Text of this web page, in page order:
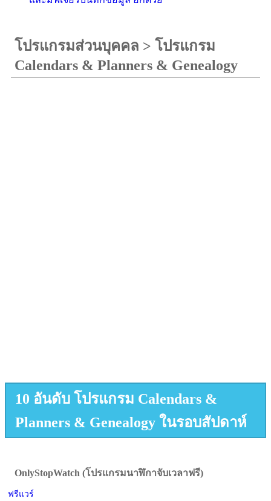
โปรแกรมส่วนบุคคล > โปรแกรม
Calendars & Planners & Genealogy
10 อันดับ โปรแกรม Calendars &
Planners & Genealogy ในรอบสัปดาห์
OnlyStopWatch (โปรแกรมนาฬิกาจับเวลาฟรี)
ฟรีแวร์